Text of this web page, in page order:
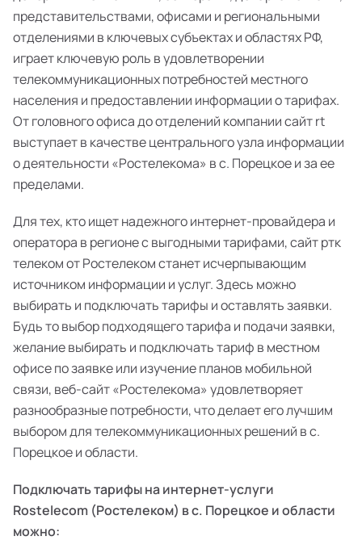
представительствами, офисами и региональными
отделениями в ключевых субъектах и областях РФ,
играет ключевую роль в удовлетворении
телекоммуникационных потребностей местного
населения и предоставлении информации о тарифах.
От головного офиса до отделений компании сайт rt
выступает в качестве центрального узла информации
о деятельности «Ростелекома» в с. Порецкое и за ее
пределами.
Для тех, кто ищет надежного интернет-провайдера и
оператора в регионе с выгодными тарифами, сайт ртк
телеком от Ростелеком станет исчерпывающим
источником информации и услуг. Здесь можно
выбирать и подключать тарифы и оставлять заявки.
Будь то выбор подходящего тарифа и подачи заявки,
желание выбирать и подключать тариф в местном
офисе по заявке или изучение планов мобильной
связи, веб-сайт «Ростелекома» удовлетворяет
разнообразные потребности, что делает его лучшим
выбором для телекоммуникационных решений в с.
Порецкое и области.
Подключать тарифы на интернет-услуги
Rostelecom (Ростелеком) в с. Порецкое и области
можно: